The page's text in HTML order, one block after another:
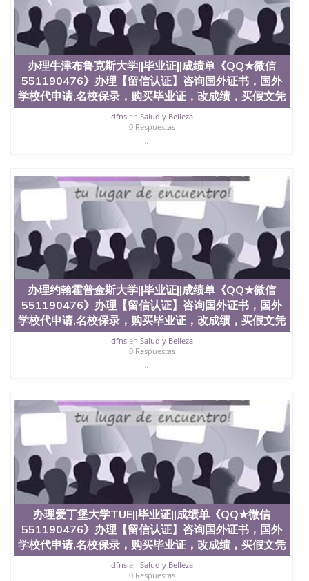
办理牛津布鲁克斯大学||毕业证||成绩单《QQ★微信
551190476》办理【留信认证】咨询国外证书，国外
学校代申请,名校保录，购买毕业证，改成绩，买假文凭
dfnsen Salud y Belleza
0 Respuestas
...
办理约翰霍普金斯大学||毕业证||成绩单《QQ★微信
551190476》办理【留信认证】咨询国外证书，国外
学校代申请,名校保录，购买毕业证，改成绩，买假文凭
dfnsen Salud y Belleza
0 Respuestas
...
办理爱丁堡大学TUE||毕业证||成绩单《QQ★微信
551190476》办理【留信认证】咨询国外证书，国外
学校代申请,名校保录，购买毕业证，改成绩，买假文凭
dfnsen Salud y Belleza
0 Respuestas